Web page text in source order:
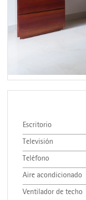
Escritorio
Televisión
Teléfono
Aire acondicionado
Ventilador de techo